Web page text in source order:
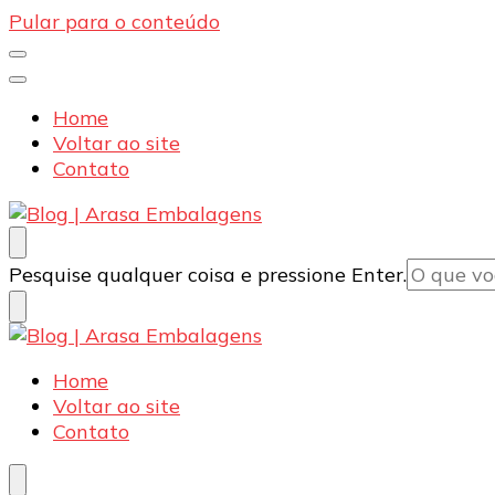
Pular para o conteúdo
Home
Voltar ao site
Contato
Blog | Arasa Embalagens
Confira conteúdos sobre embalagens para pizzas,
Procurando
algo?
Pesquise qualquer coisa e pressione Enter.
Blog | Arasa Embalagens
Confira conteúdos sobre embalagens para pizzas,
Home
Voltar ao site
Contato